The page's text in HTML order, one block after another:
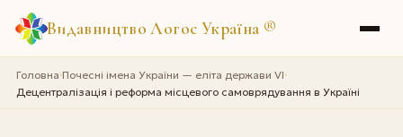
Видавництво Логос Україна ®
Головна›Почесні імена України — еліта держави VI›
Децентралізація і реформа місцевого самоврядування в Україні